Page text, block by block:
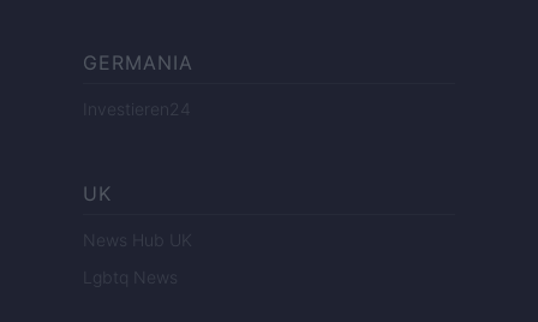
GERMANIA
Investieren24
UK
News Hub UK
Lgbtq News